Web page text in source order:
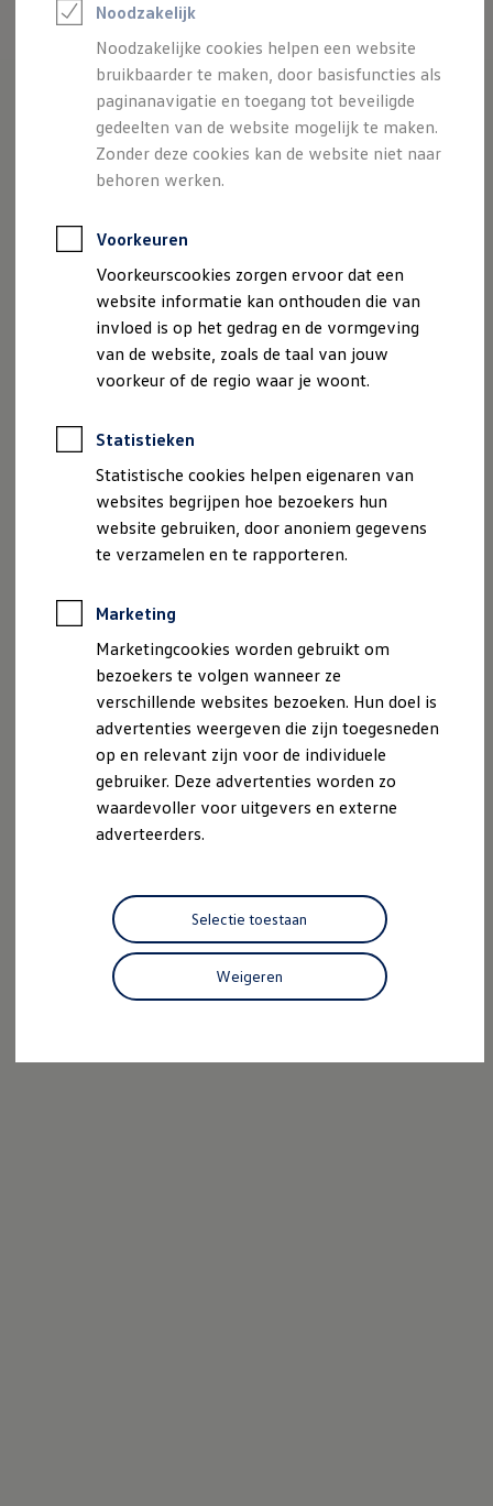
Noodzakelijk
Noodzakelijke cookies helpen een website
bruikbaarder te maken, door basisfuncties als
paginanavigatie en toegang tot beveiligde
gedeelten van de website mogelijk te maken.
Zonder deze cookies kan de website niet naar
behoren werken.
Voorkeuren
Voorkeurscookies zorgen ervoor dat een
website informatie kan onthouden die van
invloed is op het gedrag en de vormgeving
van de website, zoals de taal van jouw
voorkeur of de regio waar je woont.
Statistieken
Statistische cookies helpen eigenaren van
websites begrijpen hoe bezoekers hun
website gebruiken, door anoniem gegevens
te verzamelen en te rapporteren.
Marketing
Marketingcookies worden gebruikt om
bezoekers te volgen wanneer ze
verschillende websites bezoeken. Hun doel is
advertenties weergeven die zijn toegesneden
op en relevant zijn voor de individuele
gebruiker. Deze advertenties worden zo
waardevoller voor uitgevers en externe
adverteerders.
Selectie toestaan
Weigeren
Economy Service
Aircoservice
Onderhoudsbeurt
APK
Elektrisch
Pechhulp
Autosleutel kwijt
Instructieboekje
ID. Software-updates
Volkswagen-apps, inloggen en shop
Updates voor software, kaarten en radio
Veelgestelde vragen
Banden
Garantie
Navigatie-update
Service Scan
Accessoires
Over Volkswagen
Volkswagen en TeamNL
Volkswagen en Oranje
Volkswagen en SEA Water
Volkswagen Clubs
Contact